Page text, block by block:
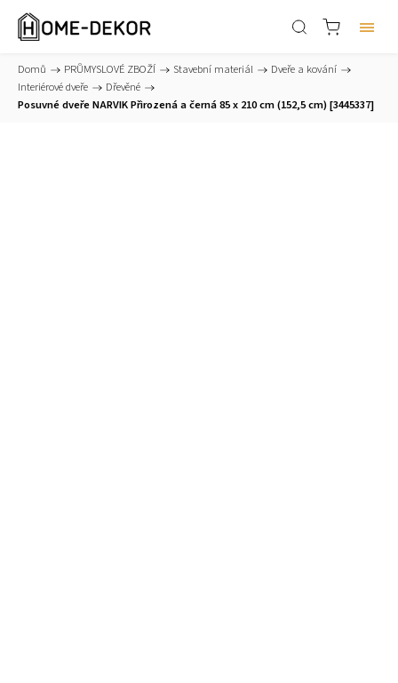
Domů / PRŮMYSLOVÉ ZBOŽÍ / Stavební materiál / Dveře a kování /
Interiérové dveře / Dřevěné /
Posuvné dveře NARVIK Přirozená a černá 85 x 210 cm (152,5 cm) [3445337]